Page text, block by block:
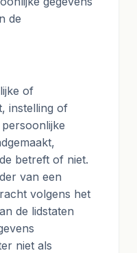
de
of
instelling of
betreft of niet.
van een
volgens het
de lidstaten
niet als